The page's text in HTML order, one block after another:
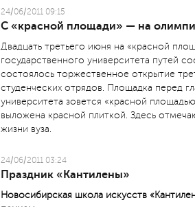
24/06/2011 09:15
С «красной площади» — на
Двадцать третьего июня на «красной
государственного университета путей
состоялось торжественное открытие
студенческих отрядов. Площадка перед
университета зовется «красной
выложена красной плиткой. Здесь
жизни вуза.
24/06/2011 03:24
Праздник «Кантилены»
Новосибирская школа искусств